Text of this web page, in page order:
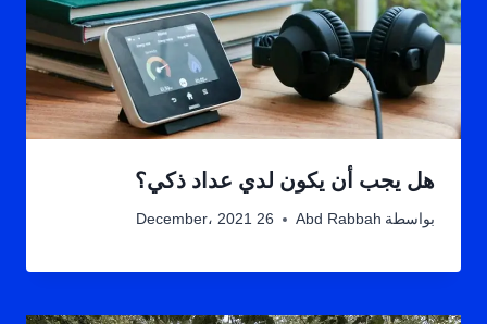
هل يجب أن يكون لدي عداد ذكي؟
بواسطة Abd Rabbah 26 December، 2021